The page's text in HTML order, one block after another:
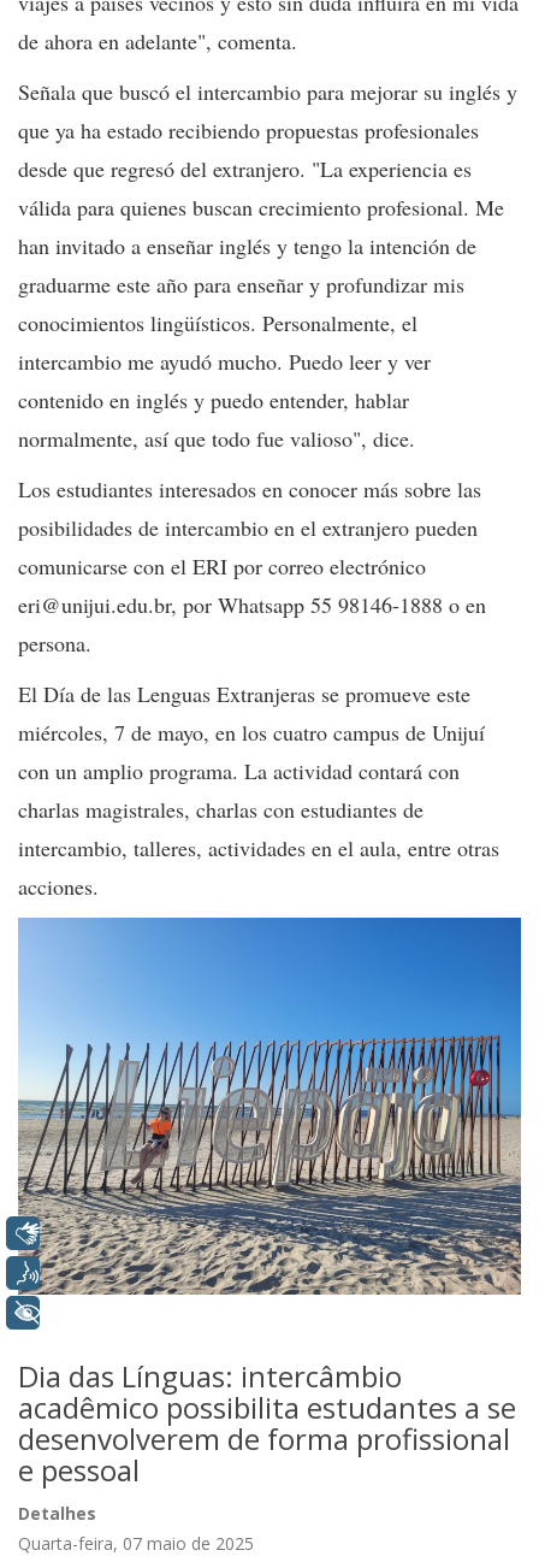
de ahora en adelante", comenta.
Señala que buscó el intercambio para mejorar su inglés y
que ya ha estado recibiendo propuestas profesionales
desde que regresó del extranjero. "La experiencia es
válida para quienes buscan crecimiento profesional. Me
han invitado a enseñar inglés y tengo la intención de
graduarme este año para enseñar y profundizar mis
conocimientos lingüísticos. Personalmente, el
intercambio me ayudó mucho. Puedo leer y ver
contenido en inglés y puedo entender, hablar
normalmente, así que todo fue valioso", dice.
Los estudiantes interesados en conocer más sobre las
posibilidades de intercambio en el extranjero pueden
comunicarse con el ERI por correo electrónico
eri@unijui.edu.br, por Whatsapp 55 98146-1888 o en
persona.
El Día de las Lenguas Extranjeras se promueve este
miércoles, 7 de mayo, en los cuatro campus de Unijuí
con un amplio programa. La actividad contará con
charlas magistrales, charlas con estudiantes de
intercambio, talleres, actividades en el aula, entre otras
acciones.
Dia das Línguas: intercâmbio
acadêmico possibilita estudantes a se
desenvolverem de forma profissional
e pessoal
Detalhes
Quarta-feira, 07 maio de 2025
Libras
Voz